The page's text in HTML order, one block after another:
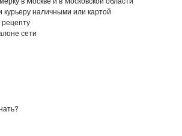
наличными или картой
сети